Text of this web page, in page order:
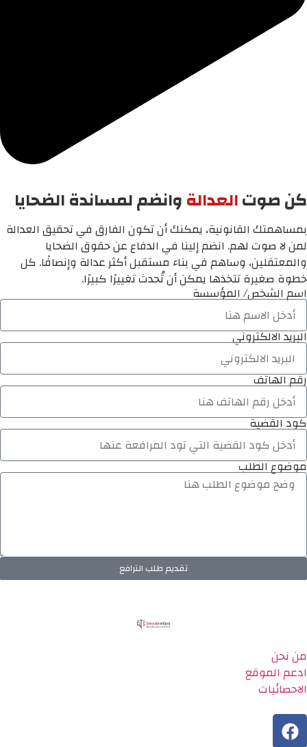
كن صوتالعدالةوانضم لمساندة الضحايا
بمساهمتك القانونية، يمكنك أن تكون الفارق في تحقيق العدالة
لمن لا صوت لهم. انضم إلينا في الدفاع عن حقوق الضحايا
والمعتقلين، وساهم في بناء مستقبل أكثر عدالة وإنصافًا. كل
خطوة صغيرة تتخذها يمكن أن تُحدث تغييرًا كبيرًا.
اسم الشخص/ المؤسسة
البريد الالكتروني
رقم الهاتف
كود القضية
موضوع الطلب
تقديم طلب الترافع
من نحن
ادعم الموقع
الاحصائيات